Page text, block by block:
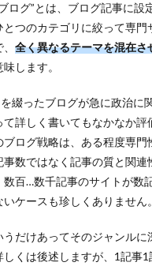
ログ”とは、ブログ記事に設
つのカテゴリに絞って専門
全く異なるテーマを混在さ
します。
綴ったブログが急に政治に
て詳しく書いてもなかなか評
ブログ戦略は、ある程度専門
数ではなく記事の質と関連
百…数千記事のサイトが数
ケースも珍しくありません。
だけあってそのジャンルに
くは後述しますが、1記事1